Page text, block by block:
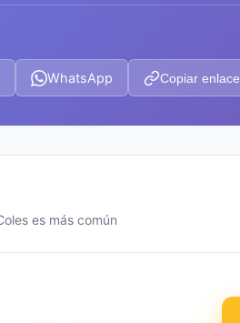
WhatsApp Copiar enlace
es más común